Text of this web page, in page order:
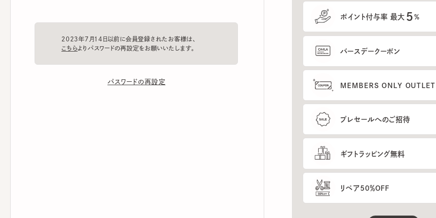
2023年7月14日以前に会員登録されたお客様は、
パスワードの再設定
ポイント付与率 最大 %
バースデークーポン
MEMBERS ONLY OUTLETのご
プレセールへのご招待
ギフトラッピング無料
リペア50％OFF